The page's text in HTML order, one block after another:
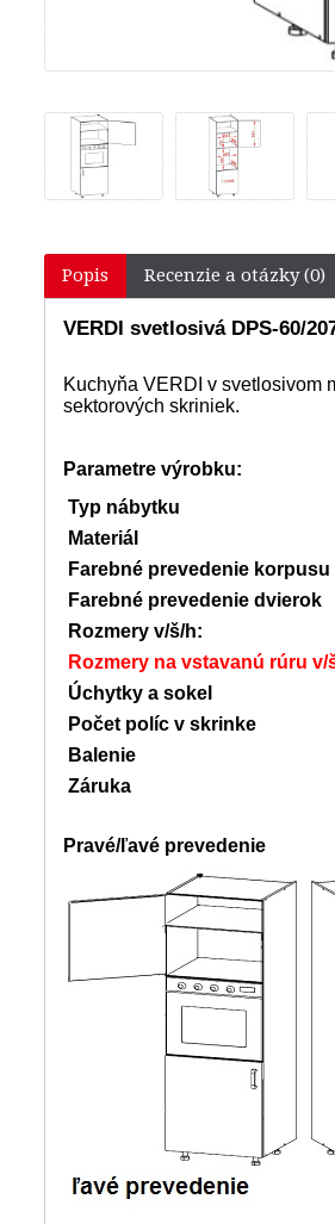
Popis Recenzie a otázky (0)
VERDI svetlosivá DPS-60/
Kuchyňa VERDI v svetlosivom
sektorových skriniek.
Parametre výrobku:
Typ nábytku
Materiál
Farebné prevedenie korpusu
Farebné prevedenie dvierok
Rozmery v/š/h:
Rozmery na vstavanú rúru v/
Úchytky a sokel
Počet políc v skrinke
Balenie
Záruka
Pravé/ľavé prevedenie